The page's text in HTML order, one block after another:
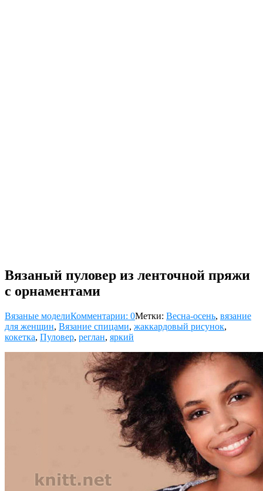
Вязаный пуловер из ленточной пряжи
с орнаментами
Вязаные моделиКомментарии: 0Метки: Весна-осень, вязание
для женщин, Вязание спицами, жаккардовый рисунок,
кокетка, Пуловер, реглан, яркий